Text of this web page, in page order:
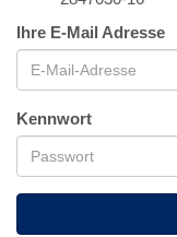
Ihre E-Mail Adresse
Kennwort